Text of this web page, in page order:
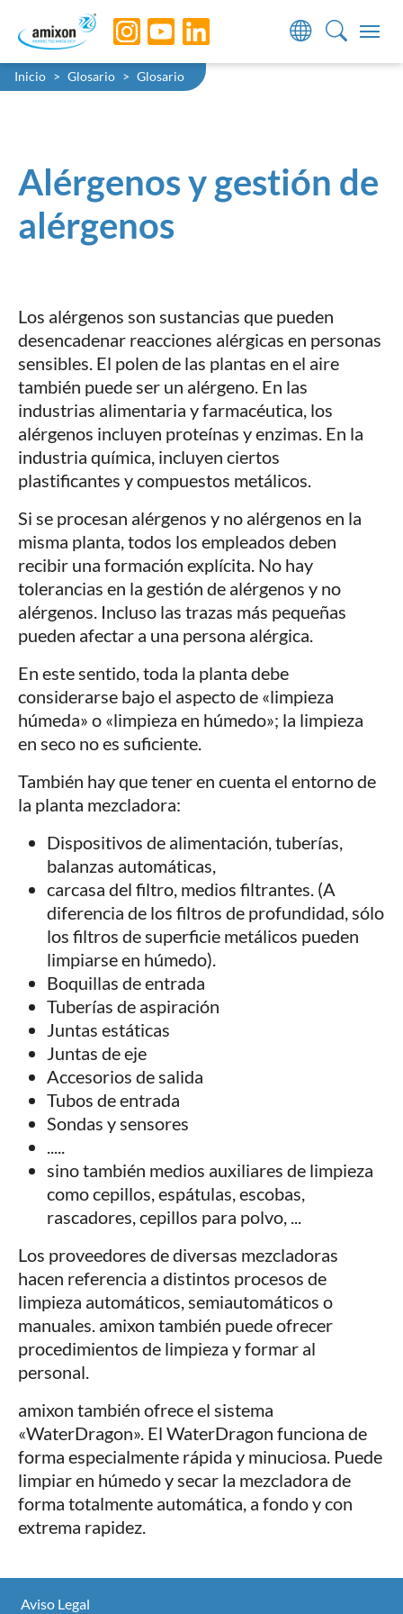
Skip to main navigation
Skip to main content
Skip to page footer
You are here:
Inicio Glosario Glosario
Alérgenos y gestión de
alérgenos
Los alérgenos son sustancias que pueden
desencadenar reacciones alérgicas en personas
sensibles. El polen de las plantas en el aire
también puede ser un alérgeno. En las
industrias alimentaria y farmacéutica, los
alérgenos incluyen proteínas y enzimas. En la
industria química, incluyen ciertos
plastificantes y compuestos metálicos.
Si se procesan alérgenos y no alérgenos en la
misma planta, todos los empleados deben
recibir una formación explícita. No hay
tolerancias en la gestión de alérgenos y no
alérgenos. Incluso las trazas más pequeñas
pueden afectar a una persona alérgica.
En este sentido, toda la planta debe
considerarse bajo el aspecto de «limpieza
húmeda» o «limpieza en húmedo»; la limpieza
en seco no es suficiente.
También hay que tener en cuenta el entorno de
la planta mezcladora:
Dispositivos de alimentación, tuberías,
balanzas automáticas,
carcasa del filtro, medios filtrantes. (A
diferencia de los filtros de profundidad, sólo
los filtros de superficie metálicos pueden
limpiarse en húmedo).
Boquillas de entrada
Tuberías de aspiración
Juntas estáticas
Juntas de eje
Accesorios de salida
Tubos de entrada
Sondas y sensores
.....
sino también medios auxiliares de limpieza
como cepillos, espátulas, escobas,
rascadores, cepillos para polvo, ...
Los proveedores de diversas mezcladoras
hacen referencia a distintos procesos de
limpieza automáticos, semiautomáticos o
manuales. amixon también puede ofrecer
procedimientos de limpieza y formar al
personal.
amixon también ofrece el sistema
«WaterDragon». El WaterDragon funciona de
forma especialmente rápida y minuciosa. Puede
limpiar en húmedo y secar la mezcladora de
forma totalmente automática, a fondo y con
extrema rapidez.
Aviso Legal